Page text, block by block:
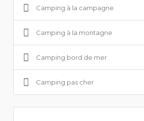
Camping à la campagne
Camping à la montagne
Camping bord de mer
Camping pas cher